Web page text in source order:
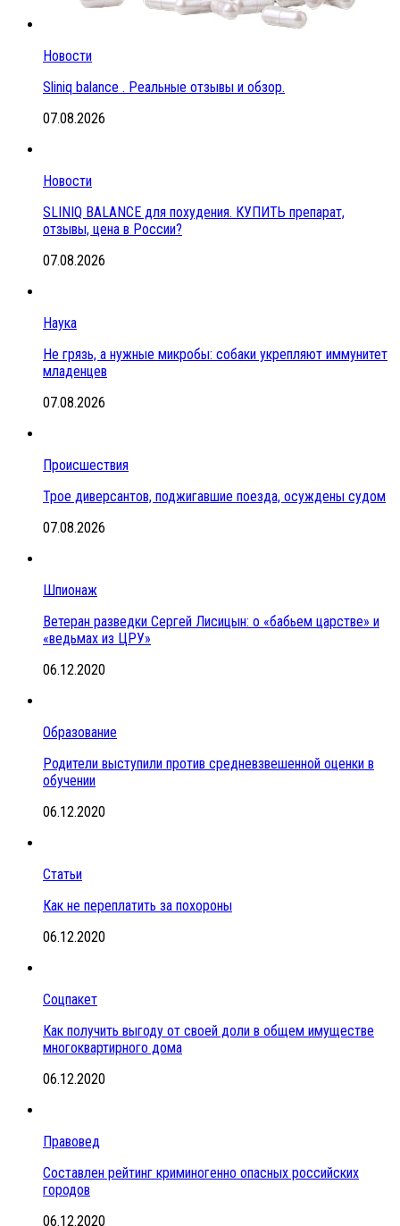
Новости
Sliniq balance . Реальные отзывы и обзор.
07.08.2026
Новости
SLINIQ BALANCE для похудения. КУПИТЬ препарат,
отзывы, цена в России?
07.08.2026
Наука
Не грязь, а нужные микробы: собаки укрепляют иммунитет
младенцев
07.08.2026
Происшествия
Трое диверсантов, поджигавшие поезда, осуждены судом
07.08.2026
Шпионаж
Ветеран разведки Сергей Лисицын: о «бабьем царстве» и
«ведьмах из ЦРУ»
06.12.2020
Образование
Родители выступили против средневзвешенной оценки в
обучении
06.12.2020
Статьи
Как не переплатить за похороны
06.12.2020
Соцпакет
Как получить выгоду от своей доли в общем имуществе
многоквартирного дома
06.12.2020
Правовед
Составлен рейтинг криминогенно опасных российских
городов
06.12.2020